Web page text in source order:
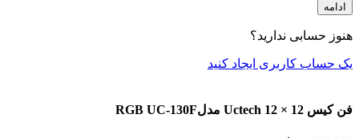
ادامه
هنوز حسابی ندارید؟
یک حساب کاربری ایجاد کنید
فن کیس 12 × 12 Uctech مدلRGB UC-130F